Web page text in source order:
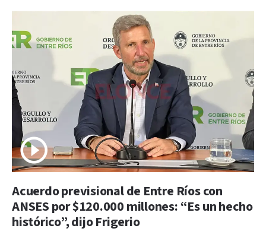
Acuerdo previsional de Entre Ríos con
ANSES por $120.000 millones: “Es un hecho
histórico”, dijo Frigerio